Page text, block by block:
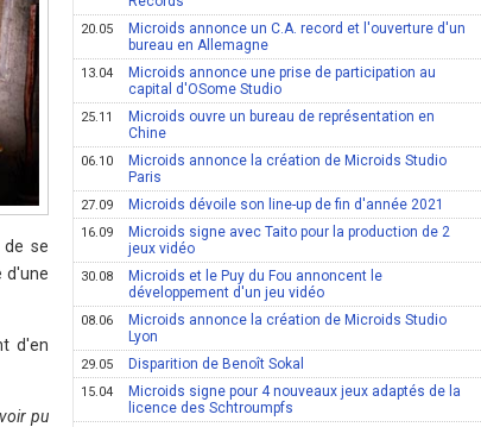
se
d'une
d'en
pu
20.05
Microids annonce un C.A. record et l'ouverture d'un
bureau en Allemagne
13.04
Microids annonce une prise de participation au
capital d'OSome Studio
25.11
Microids ouvre un bureau de représentation en
Chine
06.10
Microids annonce la création de Microids Studio
Paris
27.09 Microids dévoile son line-up de fin d'année 2021
16.09
Microids signe avec Taito pour la production de 2
jeux vidéo
30.08
Microids et le Puy du Fou annoncent le
développement d'un jeu vidéo
08.06
Microids annonce la création de Microids Studio
Lyon
29.05 Disparition de Benoît Sokal
15.04
Microids signe pour 4 nouveaux jeux adaptés de la
licence des Schtroumpfs